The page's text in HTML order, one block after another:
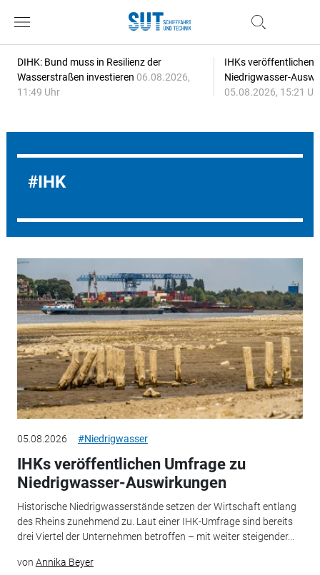
DIHK: Bund muss in Resilienz der
Wasserstraßen investieren 06.08.2026,
11:49 Uhr
IHKs veröffentlichen
Niedrigwasser-
05.08.2026, 15:21
IHK
05.08.2026 #Niedrigwasser
IHKs veröffentlichen Umfrage zu
Niedrigwasser-Auswirkungen
Historische Niedrigwasserstände setzen der Wirtschaft entlang
des Rheins zunehmend zu. Laut einer IHK-Umfrage sind bereits
drei Viertel der Unternehmen betroffen – mit weiter steigender...
von Annika Beyer